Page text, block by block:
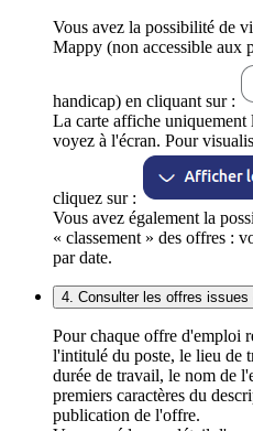
Vous avez la possibilité de
Mappy (non accessible aux
handicap) en cliquant sur :
La carte affiche
voyez à l'écran. Pour
cliquez sur :
Vous avez également la
« classement » des offres :
par date.
4. Consulter les offres issues
Pour chaque offre d'emploi
l'intitulé du poste, le lieu de
durée de travail, le nom de
premiers caractères du
publication de l'offre.